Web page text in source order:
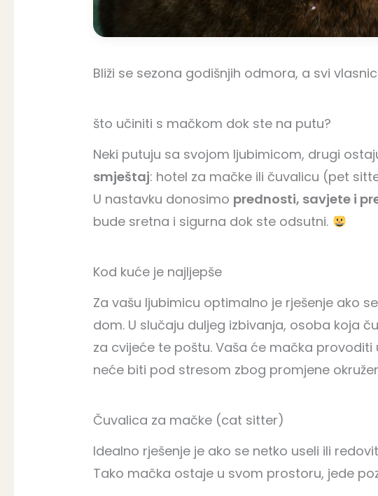
Bliži se sezona godišnjih odmora, a svi
što učiniti s mačkom dok ste na putu?
Neki putuju sa svojom ljubimicom, drugi
smještaj: hotel za mačke ili čuvalicu (pet
U nastavku donosimo prednosti, savjete i
bude sretna i sigurna dok ste odsutni.
Kod kuće je najljepše
Za vašu ljubimicu optimalno je rješenje ako
dom. U slučaju duljeg izbivanja, osoba koja
za cvijeće te poštu. Vaša će mačka
neće biti pod stresom zbog promjene
Čuvalica za mačke (cat sitter)
Idealno rješenje je ako se netko useli ili
Tako mačka ostaje u svom prostoru, jede